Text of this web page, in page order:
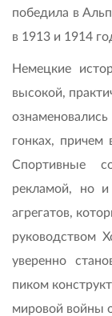
победила в
в 1913 и 1914
Немецкие
высокой,
гонках,
Спортивные
рекламой, но
агрегатов,
руководством
уверенно
пиком
мировой войны